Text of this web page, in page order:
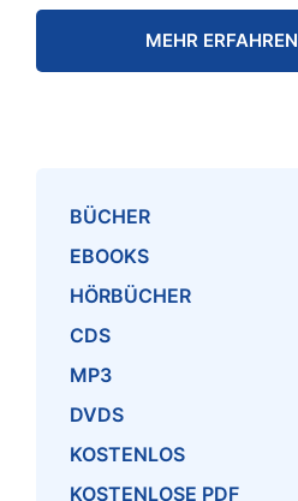
MEHR ERFAHREN
BÜCHER
EBOOKS
HÖRBÜCHER
CDS
MP3
DVDS
KOSTENLOS
KOSTENLOSE PDF